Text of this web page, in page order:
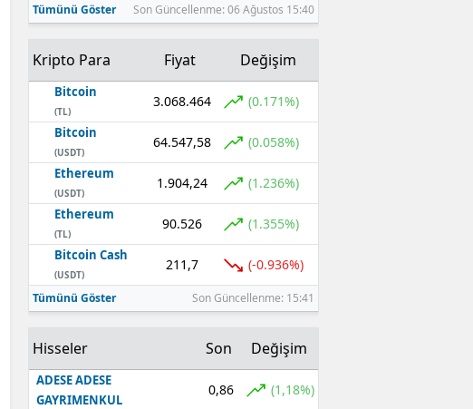
Tümünü Göster Son Güncellenme: 06 Ağustos 15:40
Kripto Para Fiyat Değişim
Bitcoin
(TL)
3.068.464 (0.171%)
Bitcoin
(USDT)
64.547,58 (0.058%)
Ethereum
(USDT)
1.904,24 (1.236%)
Ethereum
(TL)
90.526 (1.355%)
Bitcoin Cash
(USDT)
211,7 (-0.936%)
Tümünü Göster Son Güncellenme: 15:41
Hisseler Son Değişim
ADESE ADESE
GAYRIMENKUL
0,86 (1,18%)